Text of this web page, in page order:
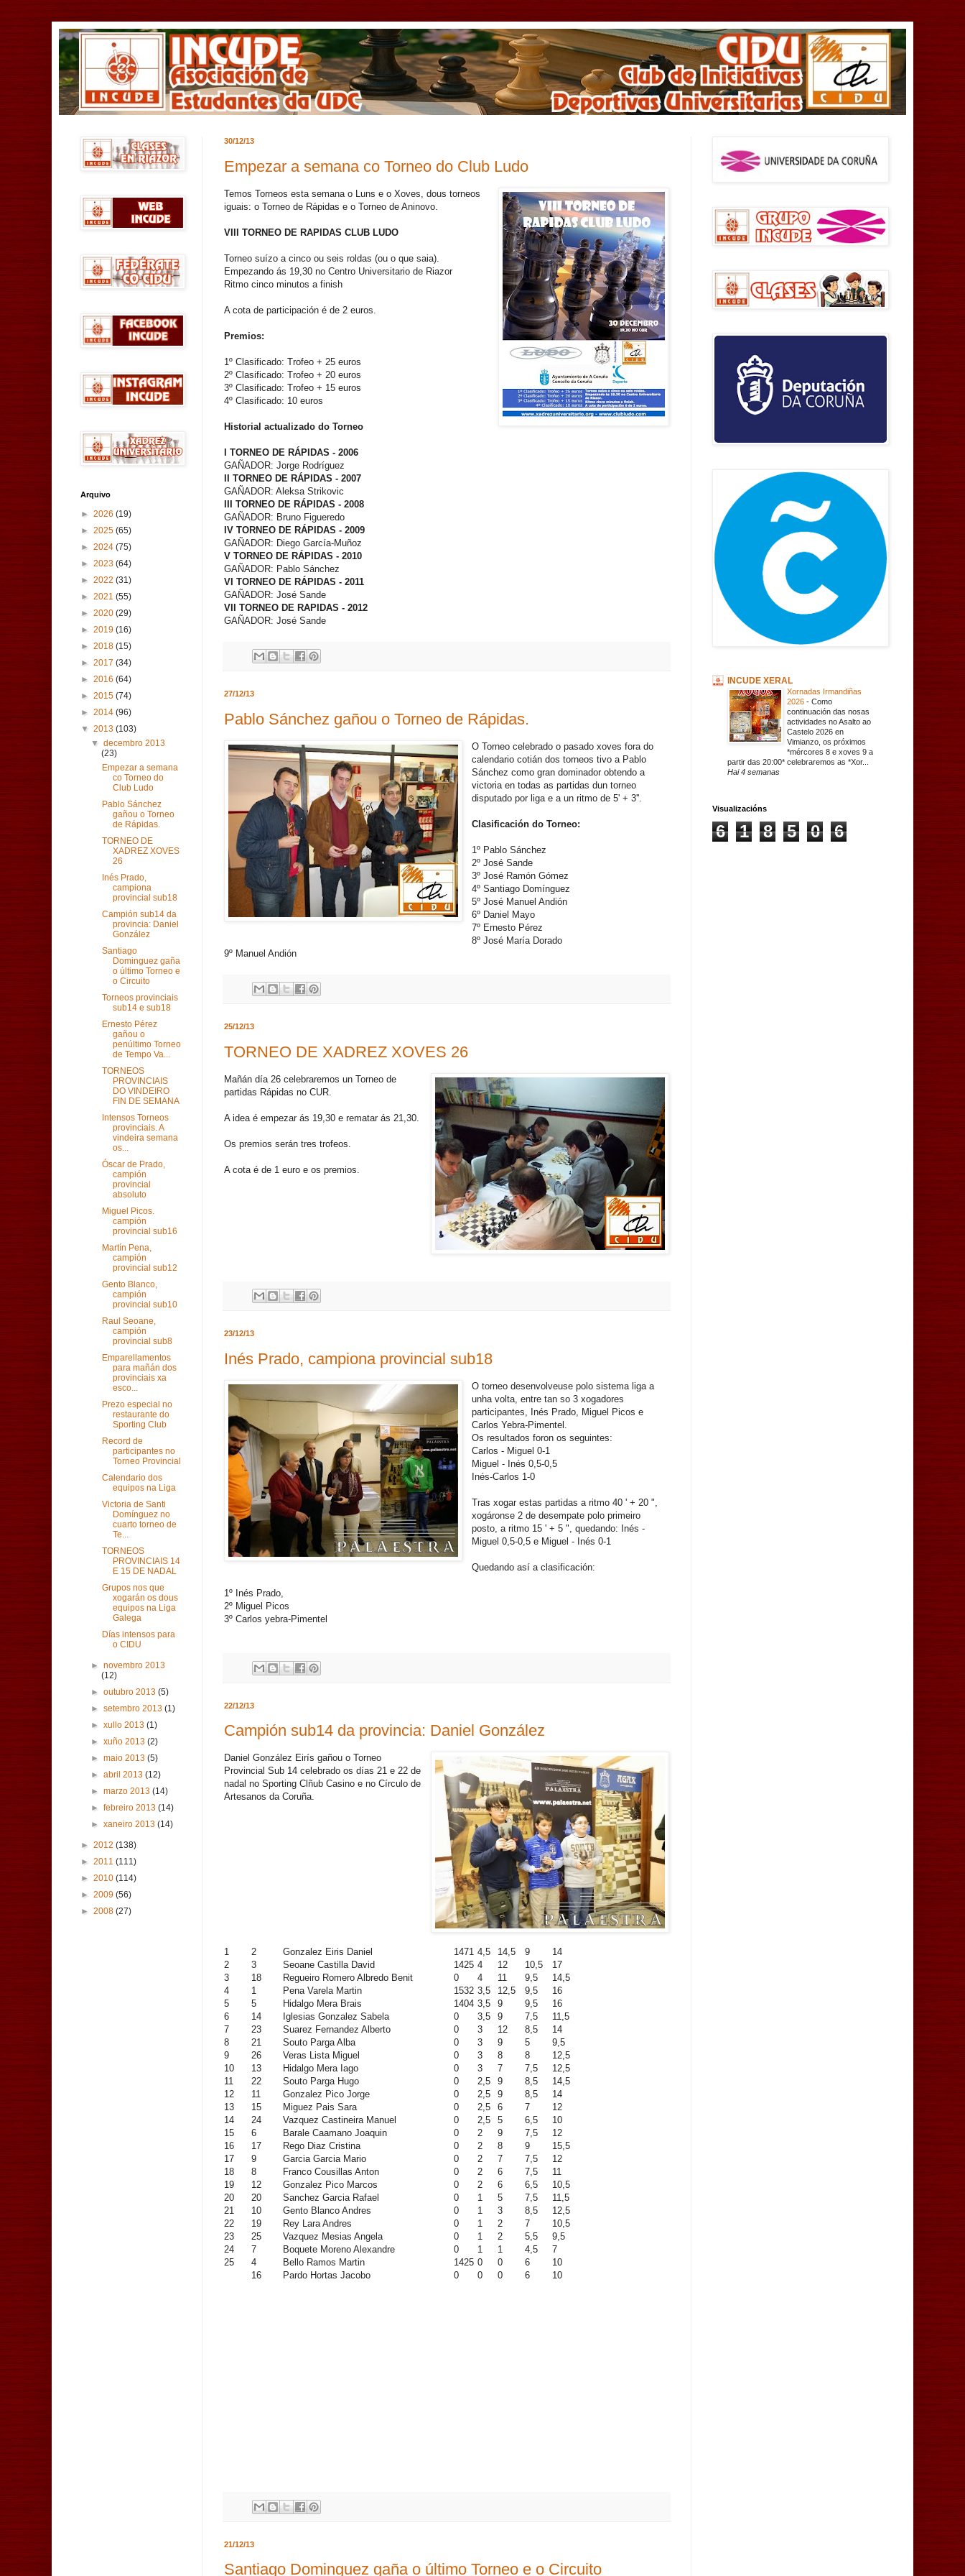
30/12/13
Empezar a semana co Torneo do Club Ludo
Temos Torneos esta semana o Luns e o Xoves, dous torneos
iguais: o Torneo de Rápidas e o Torneo de Aninovo.
VIII TORNEO DE RAPIDAS CLUB LUDO
Torneo suízo a cinco ou seis roldas (ou o que saia).
Empezando ás 19,30 no Centro Universitario de Riazor
Ritmo cinco minutos a finish
A cota de participación é de 2 euros.
Premios:
1º Clasificado: Trofeo + 25 euros
2º Clasificado: Trofeo + 20 euros
3º Clasificado: Trofeo + 15 euros
4º Clasificado: 10 euros
Historial actualizado do Torneo
I TORNEO DE RÁPIDAS - 2006
GAÑADOR: Jorge Rodríguez
II TORNEO DE RÁPIDAS - 2007
GAÑADOR: Aleksa Strikovic
III TORNEO DE RÁPIDAS - 2008
GAÑADOR: Bruno Figueredo
IV TORNEO DE RÁPIDAS - 2009
GAÑADOR: Diego García-Muñoz
V TORNEO DE RÁPIDAS - 2010
GAÑADOR: Pablo Sánchez
VI TORNEO DE RÁPIDAS - 2011
GAÑADOR: José Sande
VII TORNEO DE RAPIDAS - 2012
GAÑADOR: José Sande
27/12/13
Pablo Sánchez gañou o Torneo de Rápidas.
O Torneo celebrado o pasado xoves fora do
calendario cotián dos torneos tivo a Pablo
Sánchez como gran dominador obtendo a
victoria en todas as partidas dun torneo
disputado por liga e a un ritmo de 5' + 3''.
Clasificación do Torneo:
1º Pablo Sánchez
2º José Sande
3º José Ramón Gómez
4º Santiago Domínguez
5º José Manuel Andión
6º Daniel Mayo
7º Ernesto Pérez
8º José María Dorado
9º Manuel Andión
25/12/13
TORNEO DE XADREZ XOVES 26
Mañán día 26 celebraremos un Torneo de
partidas Rápidas no CUR.
A idea é empezar ás 19,30 e rematar ás 21,30.
Os premios serán tres trofeos.
A cota é de 1 euro e os premios.
23/12/13
Inés Prado, campiona provincial sub18
O torneo desenvolveuse polo sistema liga a
unha volta, entre tan so 3 xogadores
participantes, Inés Prado, Miguel Picos e
Carlos Yebra-Pimentel.
Os resultados foron os seguintes:
Carlos - Miguel 0-1
Miguel - Inés 0,5-0,5
Inés-Carlos 1-0
Tras xogar estas partidas a ritmo 40 ' + 20 ",
xogáronse 2 de desempate polo primeiro
posto, a ritmo 15 ' + 5 ", quedando: Inés -
Miguel 0,5-0,5 e Miguel - Inés 0-1
Quedando así a clasificación:
1º Inés Prado,
2º Miguel Picos
3º Carlos yebra-Pimentel
22/12/13
Campión sub14 da provincia: Daniel González
Daniel González Eirís gañou o Torneo
Provincial Sub 14 celebrado os días 21 e 22 de
nadal no Sporting Clñub Casino e no Círculo de
Artesanos da Coruña.
1 2 Gonzalez Eiris Daniel 1471 4,5 14,5 9
14
2
3 Seoane Castilla David 1425 4 12 10,5
17
3
18 Regueiro Romero Albredo Benit 0 4 11 9,5
14,5
4
1 Pena Varela Martin 1532 3,5 12,5 9,5
16
5
5 Hidalgo Mera Brais 1404 3,5 9 9,5
16
6
14 Iglesias Gonzalez Sabela 0 3,5 9 7,5
11,5
7
23 Suarez Fernandez Alberto 0 3 12 8,5
14
8
21 Souto Parga Alba 0 3 9 5
9,5
9
26 Veras Lista Miguel 0 3 8 8
12,5
10
13 Hidalgo Mera Iago 0 3 7 7,5
12,5
11
22 Souto Parga Hugo 0 2,5 9 8,5
14,5
12
11 Gonzalez Pico Jorge 0 2,5 9 8,5
14
13
15 Miguez Pais Sara 0 2,5 6 7
12
14
24 Vazquez Castineira Manuel 0 2,5 5 6,5
10
15
6 Barale Caamano Joaquin 0 2 9 7,5
12
16
17 Rego Diaz Cristina 0 2 8 9
15,5
17
9 Garcia Garcia Mario 0 2 7 7,5
12
18
8 Franco Cousillas Anton 0 2 6 7,5
11
19
12 Gonzalez Pico Marcos 0 2 6 6,5
10,5
20
20 Sanchez Garcia Rafael 0 1 5 7,5
11,5
21
10 Gento Blanco Andres 0 1 3 8,5
12,5
22
19 Rey Lara Andres 0 1 2 7
10,5
23
25 Vazquez Mesias Angela 0 1 2 5,5
9,5
24
7 Boquete Moreno Alexandre 0 1 1 4,5
7
25
4 Bello Ramos Martin 1425 0 0 6
10
16
Pardo Hortas Jacobo 0 0 0 6 10
21/12/13
Santiago Dominguez gaña o último Torneo e o Circuito
Arquivo
► 2026 (19)
► 2025 (65)
► 2024 (75)
► 2023 (64)
► 2022 (31)
► 2021 (55)
► 2020 (29)
► 2019 (16)
► 2018 (15)
► 2017 (34)
► 2016 (64)
► 2015 (74)
► 2014 (96)
▼ 2013 (103)
▼decembro 2013
(23)
Empezar a semana
co Torneo do
Club Ludo
Pablo Sánchez
gañou o Torneo
de Rápidas.
TORNEO DE
XADREZ XOVES
26
Inés Prado,
campiona
provincial sub18
Campión sub14 da
provincia: Daniel
González
Santiago
Dominguez gaña
o último Torneo e
o Circuito
Torneos provinciais
sub14 e sub18
Ernesto Pérez
gañou o
penúltimo Torneo
de Tempo Va...
TORNEOS
PROVINCIAIS
DO VINDEIRO
FIN DE SEMANA
Intensos Torneos
provinciais. A
vindeira semana
os...
Óscar de Prado,
campión
provincial
absoluto
Miguel Picos.
campión
provincial sub16
Martín Pena,
campión
provincial sub12
Gento Blanco,
campión
provincial sub10
Raul Seoane,
campión
provincial sub8
Emparellamentos
para mañán dos
provinciais xa
esco...
Prezo especial no
restaurante do
Sporting Club
Record de
participantes no
Torneo Provincial
Calendario dos
equipos na Liga
Victoria de Santi
Domínguez no
cuarto torneo de
Te...
TORNEOS
PROVINCIAIS 14
E 15 DE NADAL
Grupos nos que
xogarán os dous
equipos na Liga
Galega
Días intensos para
o CIDU
►novembro 2013
(12)
►outubro 2013(5)
►setembro 2013(1)
►xullo 2013(1)
►xuño 2013(2)
►maio 2013(5)
►abril 2013(12)
►marzo 2013(14)
►febreiro 2013(14)
►xaneiro 2013(14)
► 2012 (138)
► 2011 (111)
► 2010 (114)
► 2009 (56)
► 2008 (27)
INCUDE XERAL
Xornadas Irmandiñas
2026 - Como
continuación das nosas
actividades no Asalto ao
Castelo 2026 en
Vimianzo, os próximos
*mércores 8 e xoves 9 a
partir das 20:00* celebraremos as *Xor...
Hai 4 semanas
Visualizacións
6 1 8 5 0 6